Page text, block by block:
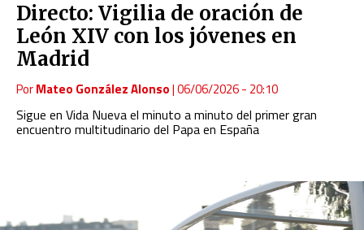
Directo: Vigilia de oración de
León XIV con los jóvenes en
Madrid
PorMateo González Alonso|06/06/2026 - 20:10
Sigue en Vida Nueva el minuto a minuto del primer gran
encuentro multitudinario del Papa en España